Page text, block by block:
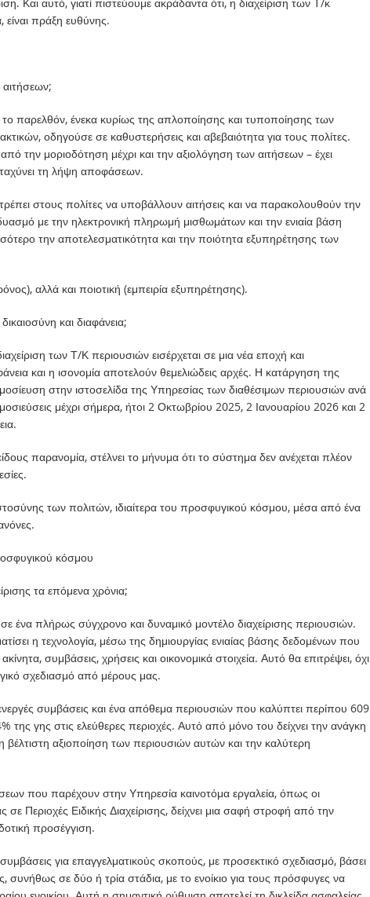
είναι πράξη ευθύνης.
το παρελθόν, ένεκα κυρίως της απλοποίησης και τυποποίησης των
οδηγούσε σε καθυστερήσεις και αβεβαιότητα για τους πολίτες.
την μοριοδότηση μέχρι και την αξιολόγηση των αιτήσεων – έχει
τη λήψη αποφάσεων.
στους πολίτες να υποβάλλουν αιτήσεις και να παρακολουθούν την
με την ηλεκτρονική πληρωμή μισθωμάτων και την ενιαία βάση
την αποτελεσματικότητα και την ποιότητα εξυπηρέτησης των
αλλά και ποιοτική (εμπειρία εξυπηρέτησης).
και διαφάνεια;
των Τ/Κ περιουσιών εισέρχεται σε μια νέα εποχή και
και η ισονομία αποτελούν θεμελιώδεις αρχές. Η κατάργηση της
στην ιστοσελίδα της Υπηρεσίας των διαθέσιμων περιουσιών ανά
μέχρι σήμερα, ήτοι 2 Οκτωβρίου 2025, 2 Ιανουαρίου 2026 και 2
παρανομία, στέλνει το μήνυμα ότι το σύστημα δεν ανέχεται πλέον
των πολιτών, ιδιαίτερα του προσφυγικού κόσμου, μέσα από ένα
κόσμου
τα επόμενα χρόνια;
ένα πλήρως σύγχρονο και δυναμικό μοντέλο διαχείρισης περιουσιών.
η τεχνολογία, μέσω της δημιουργίας ενιαίας βάσης δεδομένων που
συμβάσεις, χρήσεις και οικονομικά στοιχεία. Αυτό θα επιτρέψει, όχι
σχεδιασμό από μέρους μας.
συμβάσεις και ένα απόθεμα περιουσιών που καλύπτει περίπου 609
της γης στις ελεύθερες περιοχές. Αυτό από μόνο του δείχνει την ανάγκη
βέλτιστη αξιοποίηση των περιουσιών αυτών και την καλύτερη
που παρέχουν στην Υπηρεσία καινοτόμα εργαλεία, όπως οι
σε Περιοχές Ειδικής Διαχείρισης, δείχνει μια σαφή στροφή από την
προσέγγιση.
για επαγγελματικούς σκοπούς, με προσεκτικό σχεδιασμό, βάσει
σε δύο ή τρία στάδια, με το ενοίκιο για τους πρόσφυγες να